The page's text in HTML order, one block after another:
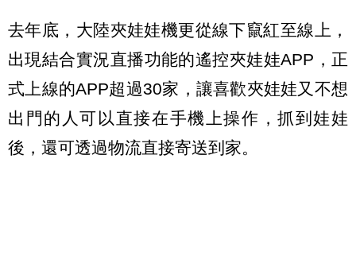
去年底，大陸夾娃娃機更從線下竄紅至線上，
出現結合實況直播功能的遙控夾娃娃APP，正
式上線的APP超過30家，讓喜歡夾娃娃又不想
出門的人可以直接在手機上操作，抓到娃娃
後，還可透過物流直接寄送到家。